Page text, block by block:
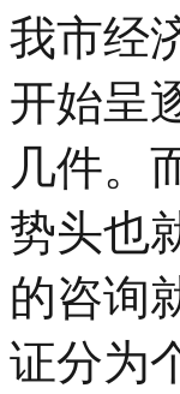
我市经
开始呈
几件。
势头也
的咨询
证分为